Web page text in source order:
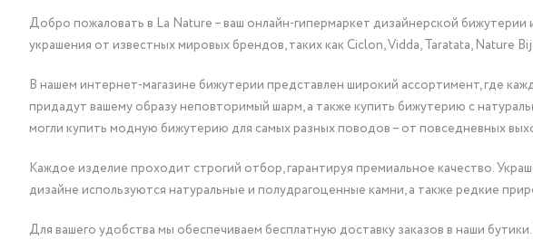
Добро пожаловать в La Nature – ваш онлайн-гипермаркет дизайнерской
украшения от известных мировых брендов, таких как Ciclon, Vidda, Taratata, Nature
В нашем интернет-магазине бижутерии представлен широкий ассортимент, где
придадут вашему образу неповторимый шарм, а также купить бижутерию с
могли купить модную бижутерию для самых разных поводов – от повседневных
Каждое изделие проходит строгий отбор, гарантируя премиальное качество.
дизайне используются натуральные и полудрагоценные камни, а также редкие
Для вашего удобства мы обеспечиваем бесплатную доставку заказов в наши